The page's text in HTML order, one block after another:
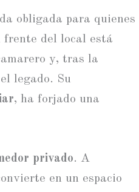
obligada para quienes
frente del local está
y, tras la
legado. Su
, ha forjado una
privado. A
en un espacio